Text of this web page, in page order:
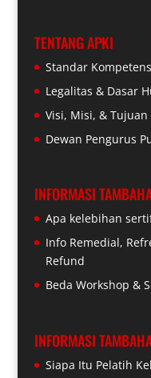
TENTANG APKI
Standar
Legalitas & Dasar
Visi, Misi, & Tujuan
Dewan Pengurus
INFORMASI
Apa kelebihan
Info Remedial,
Refund
Beda Workshop &
INFORMASI
Siapa Itu Pelatih